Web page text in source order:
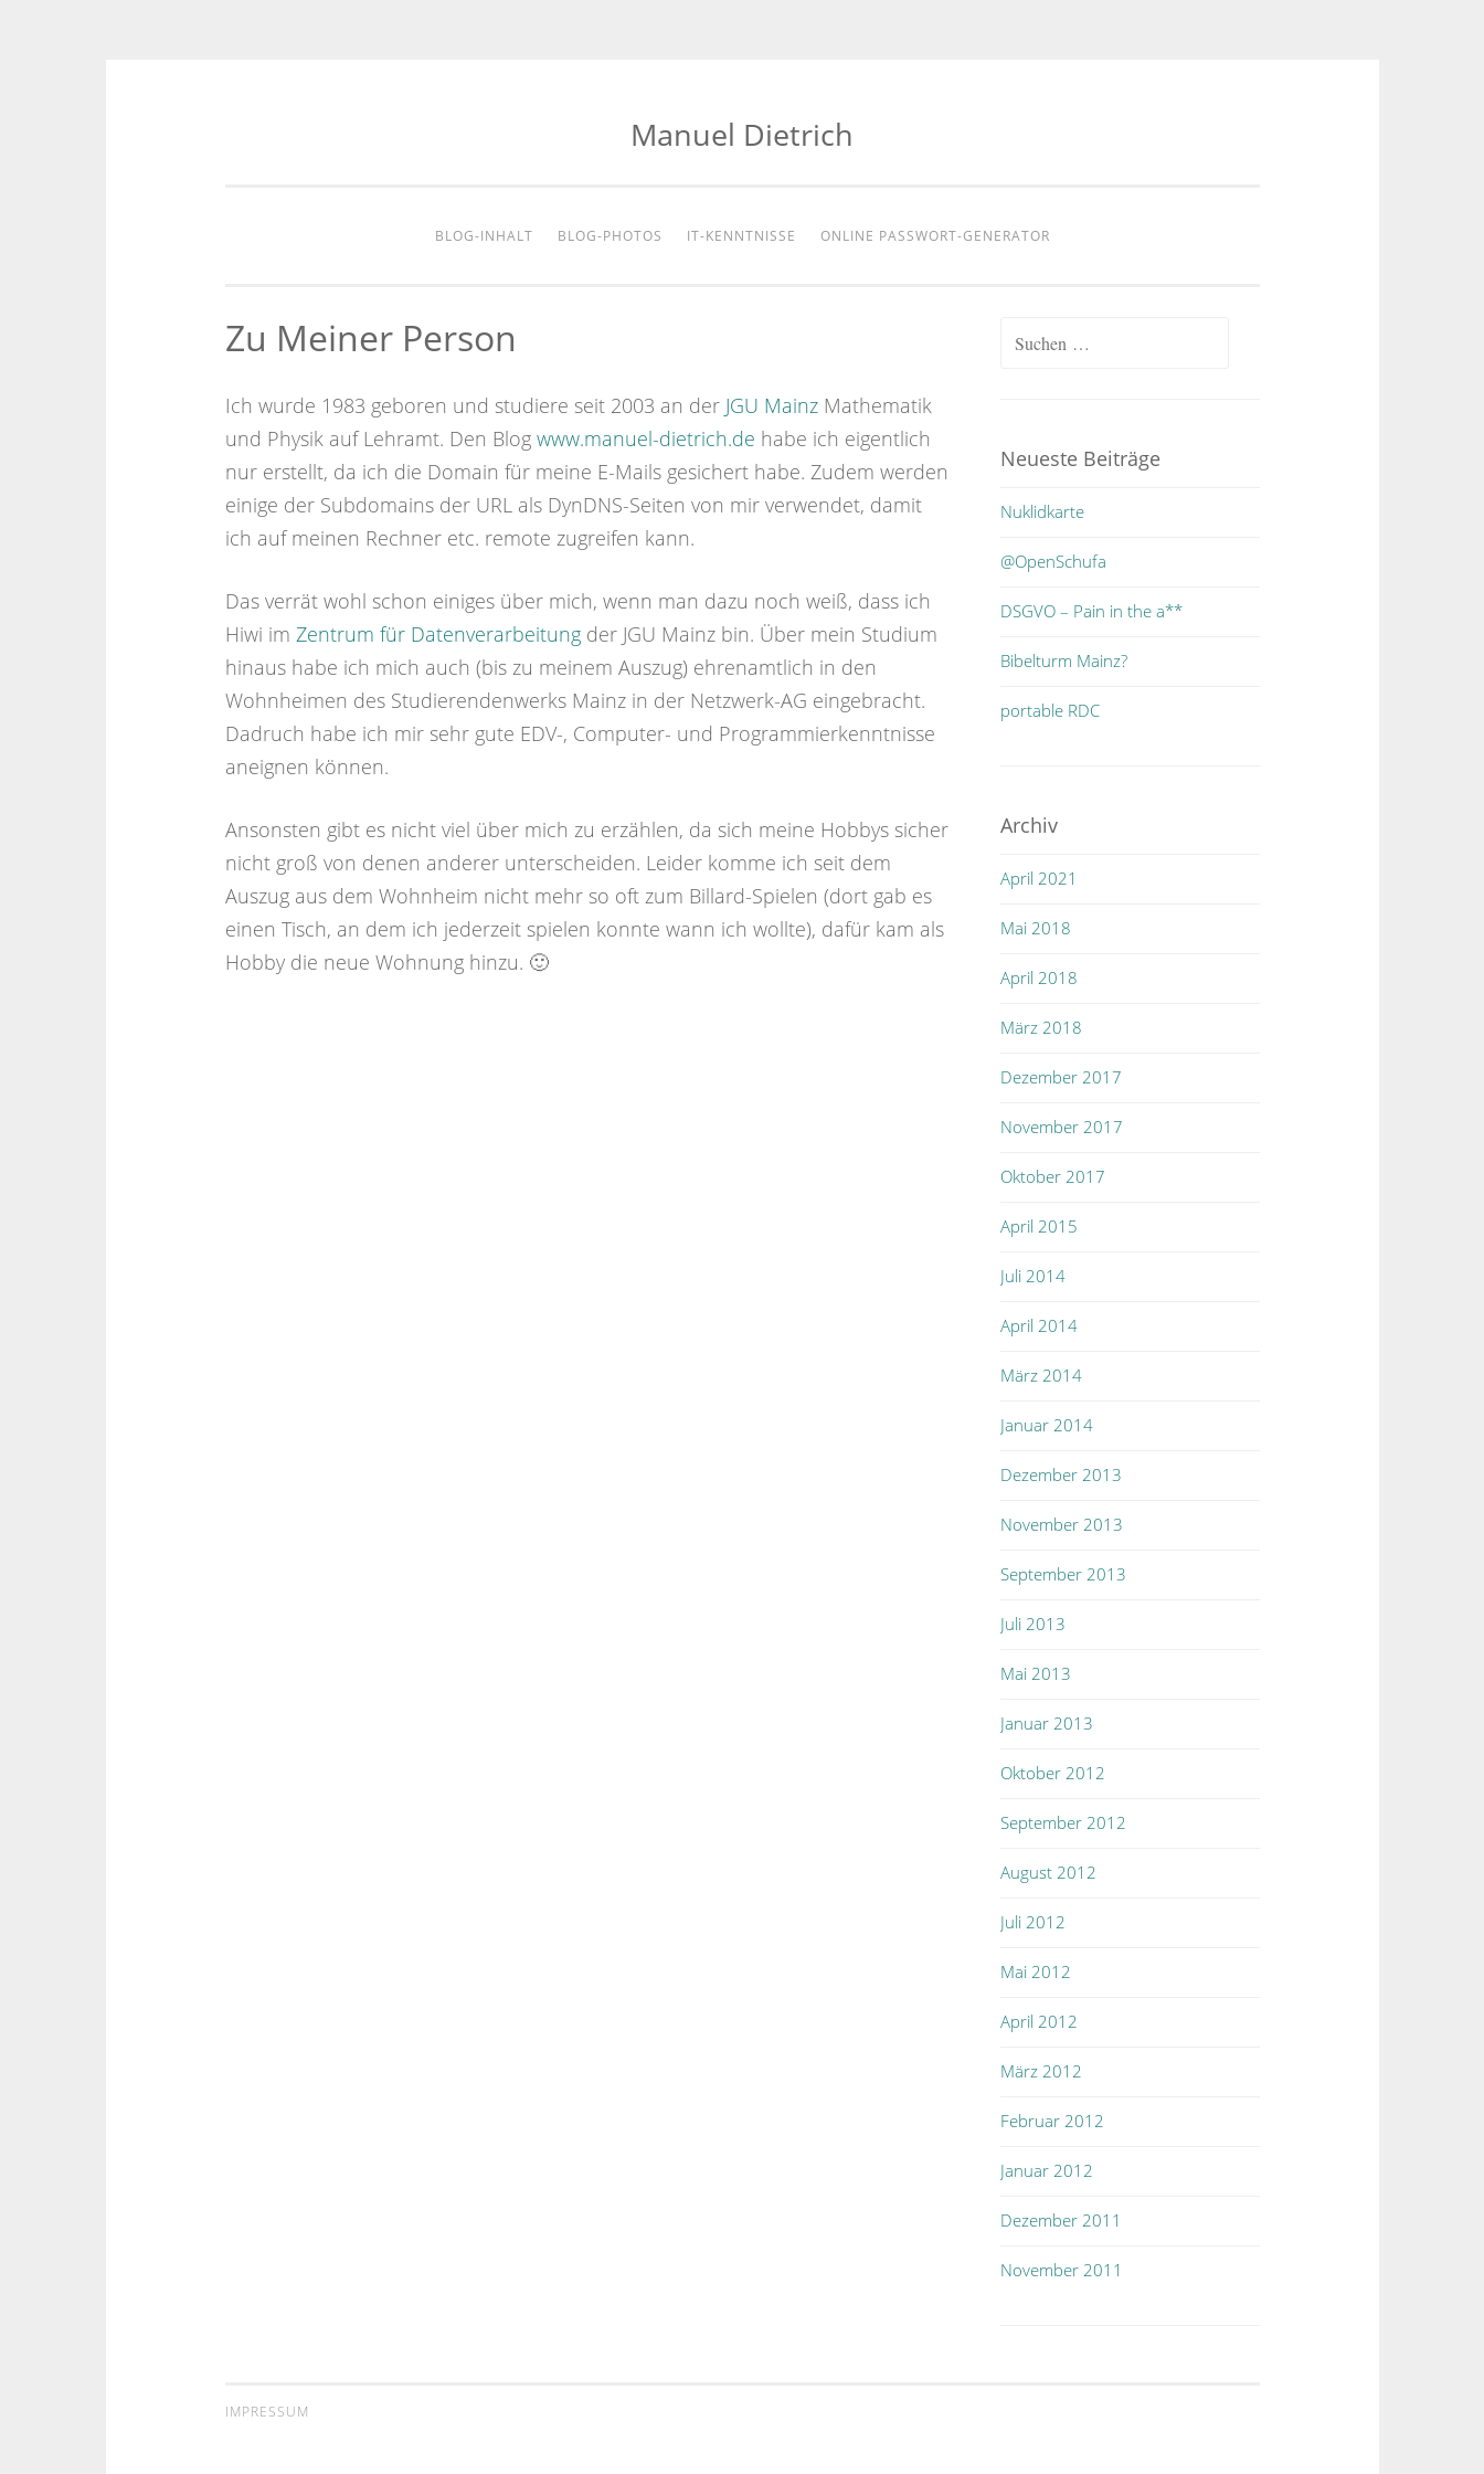
Manuel Dietrich
BLOG-INHALT BLOG-PHOTOS IT-KENNTNISSE ONLINE PASSWORT-GENERATOR
Zu Meiner Person
Ich wurde 1983 geboren und studiere seit 2003 an der JGU MainzMathematik
und Physik auf Lehramt. Den Blog www.manuel-dietrich.de habe ich eigentlich
nur erstellt, da ich die Domain für meine E-Mails gesichert habe. Zudem werden
einige der Subdomains der URL als DynDNS-Seiten von mir verwendet, damit
ich auf meinen Rechner etc. remote zugreifen kann.
Das verrät wohl schon einiges über mich, wenn man dazu noch weiß, dass ich
Hiwi im Zentrum für Datenverarbeitungder JGU Mainz bin. Über mein Studium
hinaus habe ich mich auch (bis zu meinem Auszug) ehrenamtlich in den
Wohnheimen des Studierendenwerks Mainz in der Netzwerk-AG eingebracht.
Dadruch habe ich mir sehr gute EDV-, Computer- und Programmierkenntnisse
aneignen können.
Ansonsten gibt es nicht viel über mich zu erzählen, da sich meine Hobbys sicher
nicht groß von denen anderer unterscheiden. Leider komme ich seit dem
Auszug aus dem Wohnheim nicht mehr so oft zum Billard-Spielen (dort gab es
einen Tisch, an dem ich jederzeit spielen konnte wann ich wollte), dafür kam als
Hobby die neue Wohnung hinzu. 🙂
Suchen
Neueste Beiträge
Nuklidkarte
@OpenSchufa
DSGVO – Pain in the a**
Bibelturm Mainz?
portable RDC
Archiv
April 2021
Mai 2018
April 2018
März 2018
Dezember 2017
November 2017
Oktober 2017
April 2015
Juli 2014
April 2014
März 2014
Januar 2014
Dezember 2013
November 2013
September 2013
Juli 2013
Mai 2013
Januar 2013
Oktober 2012
September 2012
August 2012
Juli 2012
Mai 2012
April 2012
März 2012
Februar 2012
Januar 2012
Dezember 2011
November 2011
IMPRESSUM